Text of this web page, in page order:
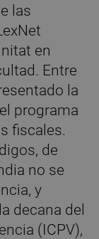
las
en
Entre
la
programa
fiscales.
de
no se
y
decana del
(ICPV),